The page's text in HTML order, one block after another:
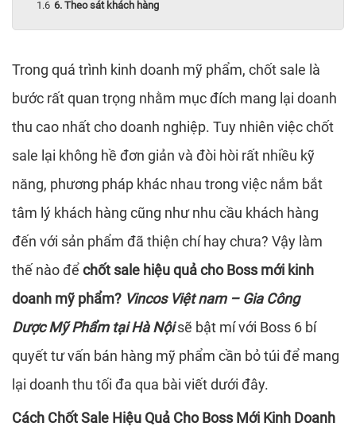
6. Theo sát khách hàng
Trong quá trình kinh doanh mỹ phẩm, chốt sale là
bước rất quan trọng nhằm mục đích mang lại doanh
thu cao nhất cho doanh nghiệp. Tuy nhiên việc chốt
sale lại không hề đơn giản và đòi hòi rất nhiều kỹ
năng, phương pháp khác nhau trong việc nắm bắt
tâm lý khách hàng cũng như nhu cầu khách hàng
đến với sản phẩm đã thiện chí hay chưa? Vậy làm
thế nào để chốt sale hiệu quả cho Boss mới kinh
doanh mỹ phẩm? Vincos Việt nam – Gia Công
Dược Mỹ Phẩm tại Hà Nộisẽ bật mí với Boss 6 bí
quyết tư vấn bán hàng mỹ phẩm cần bỏ túi để mang
lại doanh thu tối đa qua bài viết dưới đây.
Cách Chốt Sale Hiệu Quả Cho Boss Mới Kinh Doanh